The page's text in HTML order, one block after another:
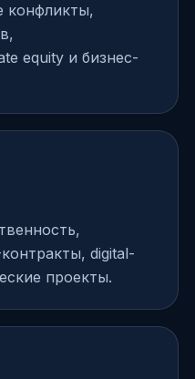
конфликты,
equity и бизнес-
digital-
проекты.